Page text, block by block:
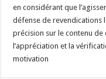
en considérant que
défense de revendications
précision sur le contenu de
l’appréciation et la
motivation